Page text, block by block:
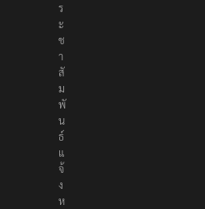
ร
ะ
ช
า
สั
ม
พั
น
ธ์
แ
จ้
ง
ห